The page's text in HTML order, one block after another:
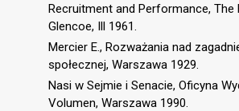
Recruitment and Performance, The
Glencoe, Ill 1961.
Mercier E., Rozważania nad
społecznej, Warszawa 1929.
Nasi w Sejmie i Senacie, Oficyna
Volumen, Warszawa 1990.